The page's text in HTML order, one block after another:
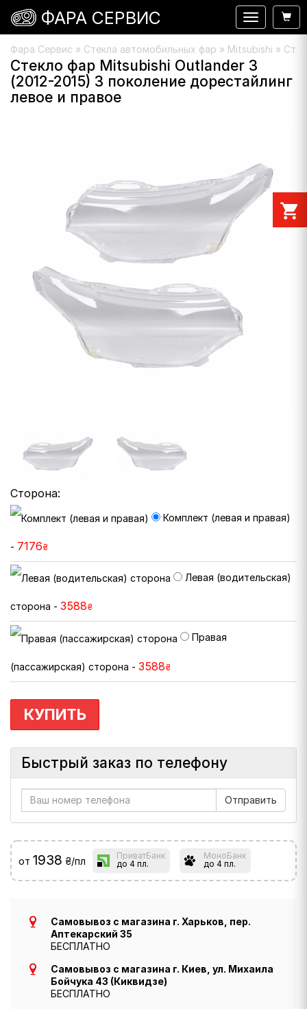
Фара Сервис » Стекла автомобильных фар » Mitsubishi »
Стекло фар Mitsubishi Outlander 3
(2012-2015) 3 поколение дорестайлинг
левое и правое
Сторона:
Комплект (левая и правая)
- 7176₴
Левая (водительская)
сторона - 3588₴
Правая
(пассажирская) сторона - 3588₴
КУПИТЬ
Быстрый заказ по телефону
от 1938 ₴/пл
ПриватБанк
до 4 пл.
МоноБанк
до 4 пл.
Самовывоз с магазина г. Харьков, пер.
Аптекарский 35
БЕСПЛАТНО
Самовывоз с магазина г. Киев, ул. Михаила
Бойчука 43 (Киквидзе)
БЕСПЛАТНО
Навигация
ФАРА СЕРВИС
shopping_cart